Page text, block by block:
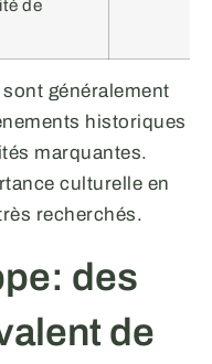
de
généralement
historiques
marquantes.
culturelle en
recherchés.
des
de